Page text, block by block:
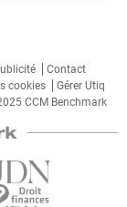
Contact
cookies
Gérer Utiq
CCM Benchmark